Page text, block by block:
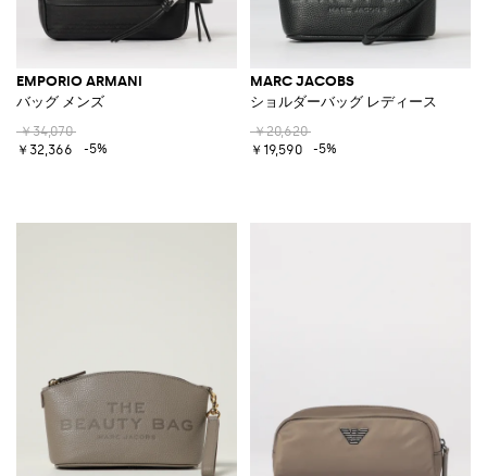
EMPORIO ARMANI
バッグ メンズ
￥34,070
￥32,366
-5%
MARC JACOBS
ショルダーバッグ レディース
￥20,620
￥19,590
-5%